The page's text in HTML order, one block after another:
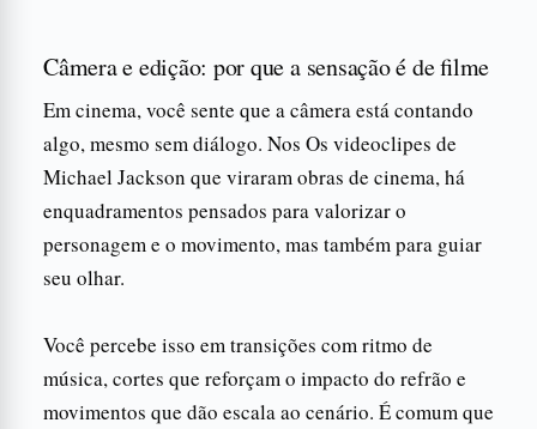
Câmera e edição: por que a sensação é de filme
Em cinema, você sente que a câmera está contando
algo, mesmo sem diálogo. Nos Os videoclipes de
Michael Jackson que viraram obras de cinema, há
enquadramentos pensados para valorizar o
personagem e o movimento, mas também para guiar
seu olhar.
Você percebe isso em transições com ritmo de
música, cortes que reforçam o impacto do refrão e
movimentos que dão escala ao cenário. É comum que